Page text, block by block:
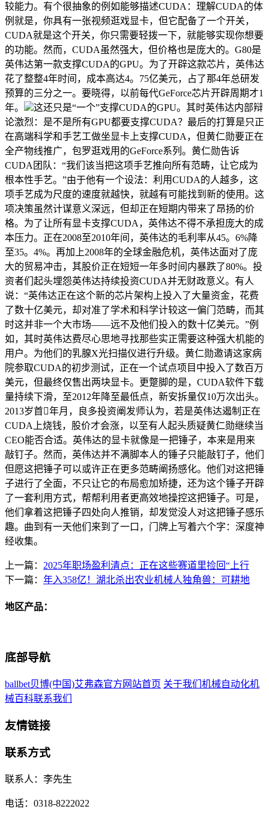
较能力。有个很抽象的例如能够描述CUDA：理解CUDA的体
例就是，你具有一张视频逛戏显卡，但它配备了一个开关，
CUDA就是这个开关，你只需要轻拨一下，就能够实现你想要
的功能。然而，CUDA虽然强大，但价格也是庞大的。G80是
英伟达第一款支撑CUDA的GPU。为了开辟这款芯片，英伟达
花了整整4年时间，成本高达4。75亿美元，占了那4年总研发
预算的三分之一。要晓得，以前每代GeForce芯片开辟周期才1
年。
这还只是“一个”支撑CUDA的GPU。其时英伟达内部辩
论激烈：是不是所有GPU都要支撑CUDA？最后的打算是只正
在高端科学和手艺工做坐显卡上支撑CUDA，但黄仁勋要正在
全产物线推广，包罗逛戏用的GeForce系列。黄仁勋告诉
CUDA团队：“我们该当把这项手艺推向所有范畴，让它成为
根本性手艺。”由于他有一个设法：利用CUDA的人越多，这
项手艺成为尺度的速度就越快，就越有可能找到新的使用。这
项决策虽然计谋意义深远，但却正在短期内带来了昂扬的价
格。为了让所有显卡支撑CUDA，英伟达不得不承担庞大的成
本压力。正在2008至2010年间，英伟达的毛利率从45。6%降
至35。4%。再加上2008年的全球金融危机，英伟达面对了庞
大的贸易冲击，其股价正在短短一年多时间内暴跌了80%。投
资者们起头埋怨英伟达持续投资CUDA并无财政意义。有人
说：“英伟达正在这个新的芯片架构上投入了大量资金，花费
了数十亿美元，却对准了学术和科学计较这一偏门范畴，而其
时这并非一个大市场——远不及他们投入的数十亿美元。”例
如，其时英伟达费尽心思地寻找那些实正需要这种强大机能的
用户。为他们的乳腺X光扫描仪进行升级。黄仁勋邀请这家病
院参取CUDA的初步测试，正在一个试点项目中投入了数百万
美元，但最终仅售出两块显卡。更蹩脚的是，CUDA软件下载
量持续下滑，至2012年降至最低点，新安拆量仅10万次出头。
2013岁首年月，良多投资阐发师认为，若是英伟达遏制正在
CUDA上烧钱，股价才会涨，以至有人起头质疑黄仁勋继续当
CEO能否合适。英伟达的显卡就像是一把锤子，本来是用来
敲钉子。然而，英伟达并不满脚本人的锤子只能敲钉子，他们
但愿这把锤子可以或许正在更多范畴阐扬感化。他们对这把锤
子进行了全面，不只让它的布局愈加矫捷，还为这个锤子开辟
了一套利用方式，帮帮利用者更高效地操控这把锤子。可是，
他们拿着这把锤子四处向人推销，却发觉没人对这把锤子感乐
趣。曲到有一天他们来到了一口，门牌上写着六个字：深度神
经收集。
上一篇： 2025年职场盈利清点：正在这些赛道里捡回“上行
下一篇： 年入358亿！湖北杀出农业机械人独角兽：可耕地
地区产品：
底部导航
ballbet贝博(中国)艾弗森官方网站首页 关于我们 机械自动化机
械百科联系我们
友情链接
联系方式
联系人：李先生
电话：0318-8222022